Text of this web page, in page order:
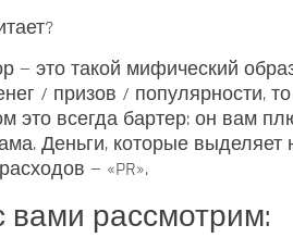
— это такой мифический
/ призов / популярности,
это всегда бартер: он вам
Деньги, которые
— «PR».
вами рассмотрим: